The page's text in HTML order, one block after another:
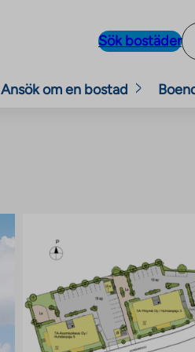
Sök bostäder
Ansök om en bostad